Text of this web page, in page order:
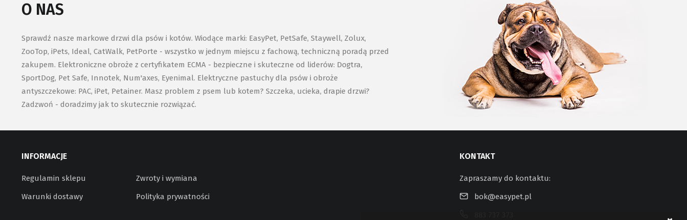
O NAS
Sprawdź nasze markowe drzwi dla psów i kotów. Wiodące marki: EasyPet, PetSafe, Staywell, Zolux,
ZooTop, iPets, Ideal, CatWalk, PetPorte - wszystko w jednym miejscu z fachową, techniczną poradą przed
zakupem. Elektroniczne obroże z certyfikatem ECMA - bezpieczne i skuteczne od liderów: Dogtra,
SportDog, Pet Safe, Innotek, Num'axes, Eyenimal. Elektryczne pastuchy dla psów i obroże
antyszczekowe: PAC, iPet, Petainer. Masz problem z psem lub kotem? Szczeka, ucieka, drapie drzwi?
Zadzwoń - doradzimy jak to skutecznie rozwiązać.
INFORMACJE
Regulamin sklepu
Warunki dostawy
Zwroty i wymiana
Polityka prywatności
KONTAKT
Zapraszamy do kontaktu:
bok@easypet.pl